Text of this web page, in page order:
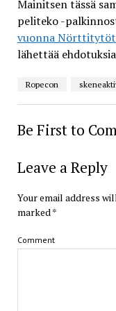
Mainitsen tässä
peliteko -
vuonna
lähettää
Ropecon
Be First to
Leave a Reply
Your email address
marked*
Comment